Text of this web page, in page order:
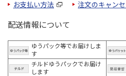
お支払い方法 注文のキャン
配送情報について
ゆうパック等でお届けしま
す
チルドゆうパックでお届け
します